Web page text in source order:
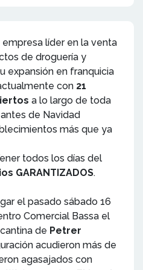
empresa líder en la venta
de droguería y
expansión en franquicia
con 21
a lo largo de toda
de Navidad
más que ya
todos los días del
GARANTIZADOS.
el pasado sábado 16
Comercial Bassa el
de Petrer
acudieron más de
agasajados con